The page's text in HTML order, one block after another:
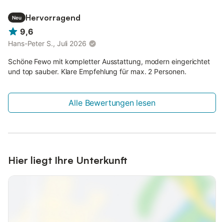
Neu
Hervorragend
9,6
Hans-Peter S., Juli 2026
Schöne Fewo mit kompletter Ausstattung, modern eingerichtet
und top sauber. Klare Empfehlung für max. 2 Personen.
Alle Bewertungen lesen
Hier liegt Ihre Unterkunft